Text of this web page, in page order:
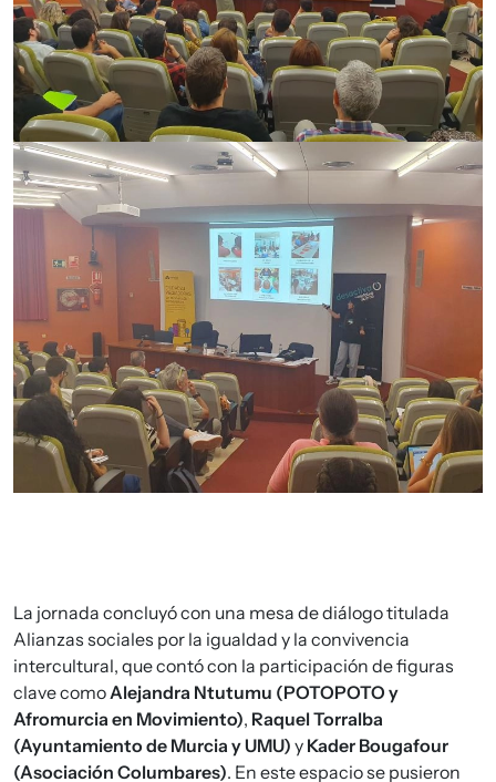
Imagen
La jornada concluyó con una mesa de diálogo titulada
Alianzas sociales por la igualdad y la convivencia
intercultural, que contó con la participación de figuras
clave comoAlejandra Ntutumu (POTOPOTO y
Afromurcia en Movimiento), Raquel Torralba
(Ayuntamiento de Murcia y UMU) y Kader Bougafour
(Asociación Columbares). En este espacio se pusieron